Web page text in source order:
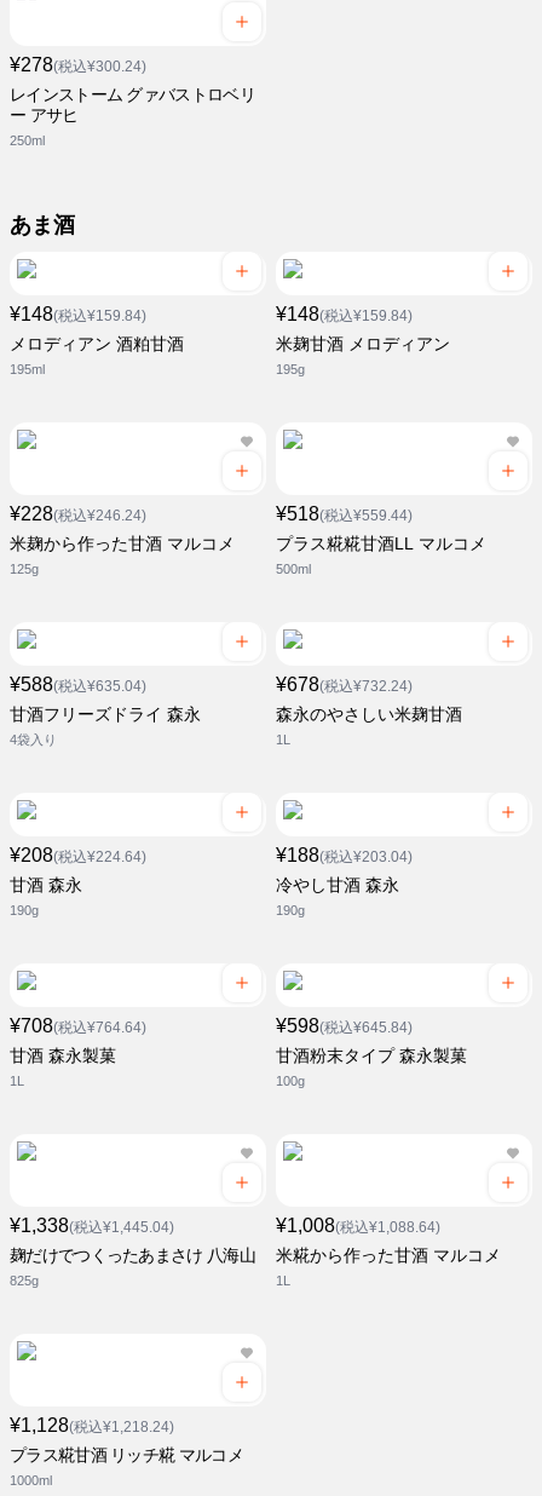
¥278(税込¥300.24)
レインストーム グァバストロベリ
ー アサヒ
250ml
あま酒
¥148(税込¥159.84)
メロディアン 酒粕甘酒
195ml
¥148(税込¥159.84)
米麹甘酒 メロディアン
195g
¥228(税込¥246.24)
米麹から作った甘酒 マルコメ
125g
¥518(税込¥559.44)
プラス糀糀甘酒LL マルコメ
500ml
¥588(税込¥635.04)
甘酒フリーズドライ 森永
4袋入り
¥678(税込¥732.24)
森永のやさしい米麹甘酒
1L
¥208(税込¥224.64)
甘酒 森永
190g
¥188(税込¥203.04)
冷やし甘酒 森永
190g
¥708(税込¥764.64)
甘酒 森永製菓
1L
¥598(税込¥645.84)
甘酒粉末タイプ 森永製菓
100g
¥1,338(税込¥1,445.04)
麹だけでつくったあまさけ 八海山
825g
¥1,008(税込¥1,088.64)
米糀から作った甘酒 マルコメ
1L
¥1,128(税込¥1,218.24)
プラス糀甘酒 リッチ糀 マルコメ
1000ml